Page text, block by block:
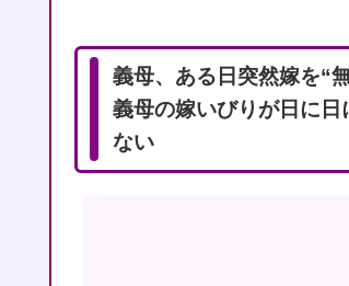
義母、ある日突然嫁を“
義母の嫁いびりが日に
ない